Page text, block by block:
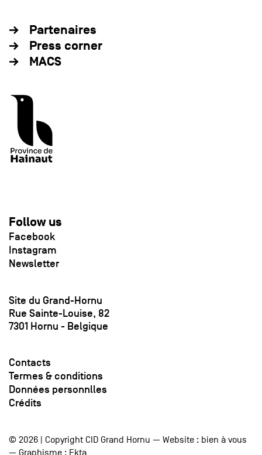
Partenaires
Press corner
MACS
Follow us
Facebook
Instagram
Newsletter
Site du Grand-Hornu
Rue Sainte-Louise, 82
7301 Hornu - Belgique
Contacts
Termes & conditions
Données personnlles
Crédits
© 2026 | Copyright CID Grand Hornu — Website : bien à vous
— Graphisme : Ekta